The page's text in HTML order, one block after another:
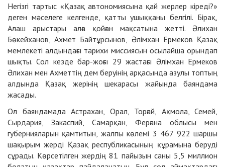
Негізгі тартыс «Қазақ автономиясына қай жерлер кіреді?»
деген мәсе­леге келгенде, қатты ушыққаны белгілі. Бірақ,
Алаш арыстары алға қойған мақсатына жетті. Әлихан
Бөкейханов, Ахмет Байтұрсынов, Әлімхан Ермеков Қазақ
мемлекеті алдындағы тарихи миссиясын осылайша орындап
шықты. Сол кезде бар-жоғы 29 жастағы Әлімхан Ермеков
Әлихан мен Ахметтің дем беруінің арқасында азулы топтың
алдында Қазақ жерінің шекарасы жайында баяндама
жасады.
Ол баяндамада Астрахан, Орал, Торғай, Ақмола, Семей,
Сырдария, Закаспий, Самарқан, Ферғана облысы мен
губернияла­рын қамтитын, жалпы көлемі 3 467 922 шаршы
шақырым жерді Қазақ республикасының құра­мына беруді
сұрады. Көрсетілген жердің 81 пайызын саны 5,5 миллион